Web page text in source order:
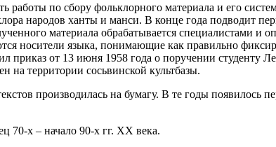
работы по сбору фольклорного материала и его
народов ханты и манси. В конце года подводит
материала обрабатывается специалистами
носители языка, понимающие как правильно
от 13 июня 1958 года о поручении студенту
на территории сосьвинской культбазы.
производилась на бумагу. В те годы появилось
70-х – начало 90-х гг. XX века.